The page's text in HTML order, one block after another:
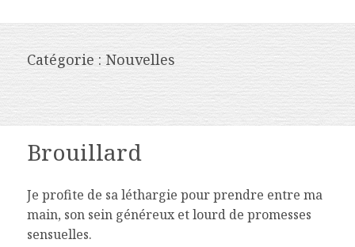
Catégorie :Nouvelles
Brouillard
Je profite de sa léthargie pour prendre entre ma
main, son sein généreux et lourd de promesses
sensuelles.